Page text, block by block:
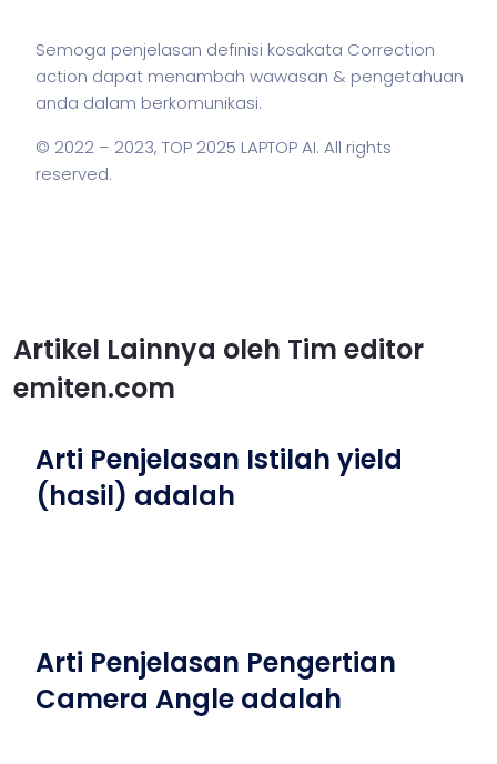
Semoga penjelasan definisi kosakata Correction
action dapat menambah wawasan & pengetahuan
anda dalam berkomunikasi.
© 2022 – 2023, TOP 2025 LAPTOP AI. All rights
reserved.
Artikel Lainnya oleh Tim editor
emiten.com
Arti Penjelasan Istilah yield
(hasil) adalah
Arti Penjelasan Pengertian
Camera Angle adalah